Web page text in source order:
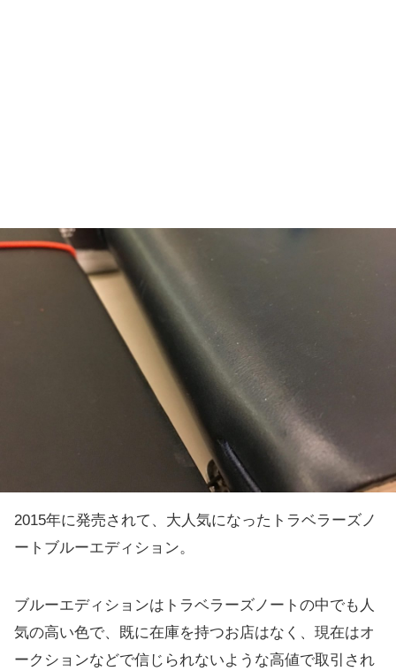
2015年に発売されて、大人気になったトラベラーズノ
ートブルーエディション。
ブルーエディションはトラベラーズノートの中でも人
気の高い色で、既に在庫を持つお店はなく、現在はオ
ークションなどで信じられないような高値で取引され